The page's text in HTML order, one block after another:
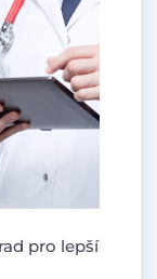
pro lepší